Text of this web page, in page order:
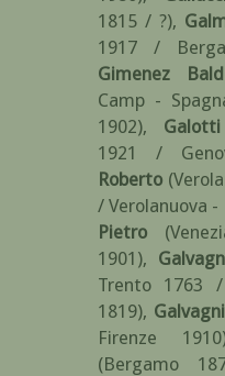
1815 / ?),
1917 /
Gimenez
Camp -
1902),
1921 /
Roberto
/ Verolanuova -
Pietro
1901),
Trento 1763
1819),
Firenze
(Bergamo